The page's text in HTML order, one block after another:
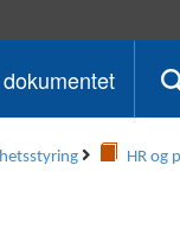
HR og